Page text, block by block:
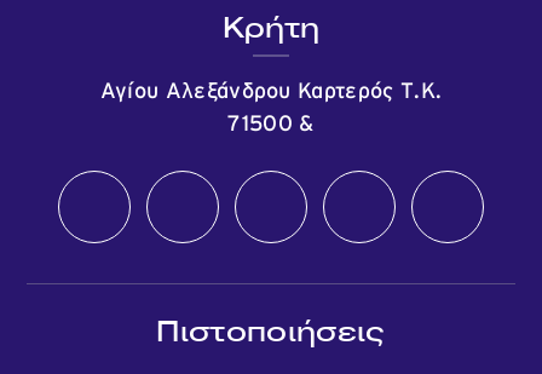
Κρήτη
Αγίου Αλεξάνδρου Καρτερός Τ.Κ.
71500 &
Πιστοποιήσεις